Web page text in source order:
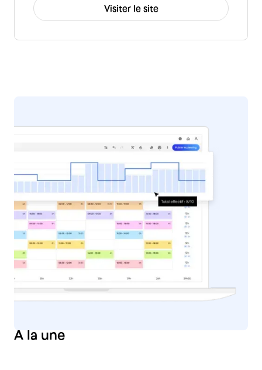
Visiter le site
À la une